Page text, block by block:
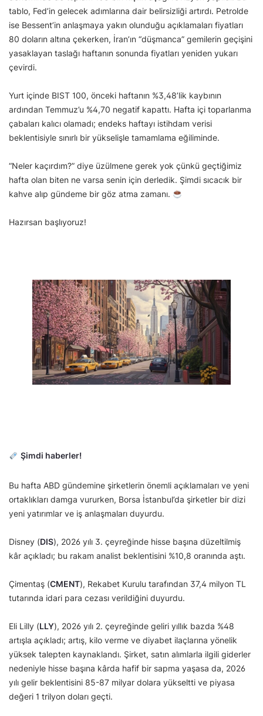
tablo, Fed’in gelecek adımlarına dair belirsizliği artırdı. Petrolde
ise Bessent’in anlaşmaya yakın olunduğu açıklamaları fiyatları
80 doların altına çekerken, İran’ın “düşmanca” gemilerin geçişini
yasaklayan taslağı haftanın sonunda fiyatları yeniden yukarı
çevirdi.
Yurt içinde BIST 100, önceki haftanın %3,48’lik kaybının
ardından Temmuz’u %4,70 negatif kapattı. Hafta içi toparlanma
çabaları kalıcı olamadı; endeks haftayı istihdam verisi
beklentisiyle sınırlı bir yükselişle tamamlama eğiliminde.
“Neler kaçırdım?” diye üzülmene gerek yok çünkü geçtiğimiz
hafta olan biten ne varsa senin için derledik. Şimdi sıcacık bir
kahve alıp gündeme bir göz atma zamanı.
Hazırsan başlıyoruz!
Şimdi haberler!
Bu hafta ABD gündemine şirketlerin önemli açıklamaları ve yeni
ortaklıkları damga vururken, Borsa İstanbul’da şirketler bir dizi
yeni yatırımlar ve iş anlaşmaları duyurdu.
Disney (DIS), 2026 yılı 3. çeyreğinde hisse başına düzeltilmiş
kâr açıkladı; bu rakam analist beklentisini %10,8 oranında aştı.
Çimentaş (CMENT), Rekabet Kurulu tarafından 37,4 milyon TL
tutarında idari para cezası verildiğini duyurdu.
Eli Lilly (LLY), 2026 yılı 2. çeyreğinde geliri yıllık bazda %48
artışla açıkladı; artış, kilo verme ve diyabet ilaçlarına yönelik
yüksek talepten kaynaklandı. Şirket, satın alımlarla ilgili giderler
nedeniyle hisse başına kârda hafif bir sapma yaşasa da, 2026
yılı gelir beklentisini 85-87 milyar dolara yükseltti ve piyasa
değeri 1 trilyon doları geçti.